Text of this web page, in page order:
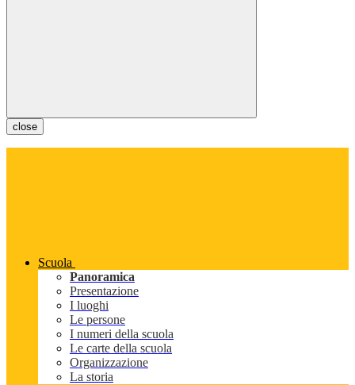
close
Scuola
Panoramica
Presentazione
I luoghi
Le persone
I numeri della scuola
Le carte della scuola
Organizzazione
La storia